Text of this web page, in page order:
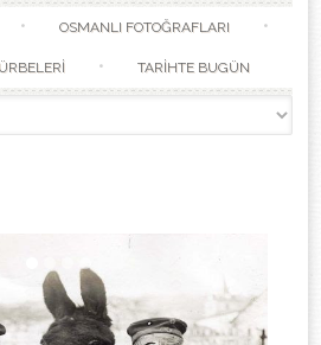
OSMANLI FOTOĞRAFLARI
TARİHTE BUGÜN